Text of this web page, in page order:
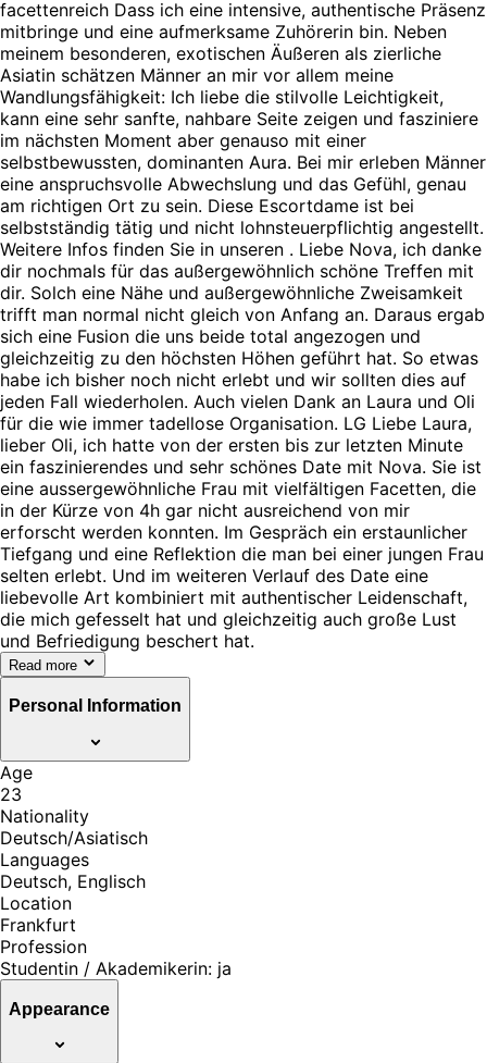
facettenreich Dass ich eine intensive, authentische Präsenz
mitbringe und eine aufmerksame Zuhörerin bin. Neben
meinem besonderen, exotischen Äußeren als zierliche
Asiatin schätzen Männer an mir vor allem meine
Wandlungsfähigkeit: Ich liebe die stilvolle Leichtigkeit,
kann eine sehr sanfte, nahbare Seite zeigen und fasziniere
im nächsten Moment aber genauso mit einer
selbstbewussten, dominanten Aura. Bei mir erleben Männer
eine anspruchsvolle Abwechslung und das Gefühl, genau
am richtigen Ort zu sein. Diese Escortdame ist bei
selbstständig tätig und nicht lohnsteuerpflichtig angestellt.
Weitere Infos finden Sie in unseren . Liebe Nova, ich danke
dir nochmals für das außergewöhnlich schöne Treffen mit
dir. Solch eine Nähe und außergewöhnliche Zweisamkeit
trifft man normal nicht gleich von Anfang an. Daraus ergab
sich eine Fusion die uns beide total angezogen und
gleichzeitig zu den höchsten Höhen geführt hat. So etwas
habe ich bisher noch nicht erlebt und wir sollten dies auf
jeden Fall wiederholen. Auch vielen Dank an Laura und Oli
für die wie immer tadellose Organisation. LG Liebe Laura,
lieber Oli, ich hatte von der ersten bis zur letzten Minute
ein faszinierendes und sehr schönes Date mit Nova. Sie ist
eine aussergewöhnliche Frau mit vielfältigen Facetten, die
in der Kürze von 4h gar nicht ausreichend von mir
erforscht werden konnten. Im Gespräch ein erstaunlicher
Tiefgang und eine Reflektion die man bei einer jungen Frau
selten erlebt. Und im weiteren Verlauf des Date eine
liebevolle Art kombiniert mit authentischer Leidenschaft,
die mich gefesselt hat und gleichzeitig auch große Lust
und Befriedigung beschert hat.
Read more
Personal Information
Age
23
Nationality
Deutsch/Asiatisch
Languages
Deutsch, Englisch
Location
Frankfurt
Profession
Studentin / Akademikerin: ja
Appearance